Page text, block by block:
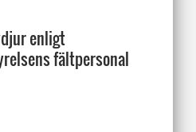
enligt
fältpersonal